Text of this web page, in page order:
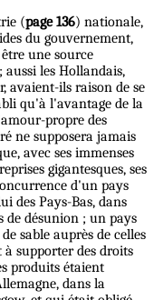
(page 136) nationale,
du gouvernement,
une source
les Hollandais,
avaient-ils raison de se
qu'à l'avantage de la
propre des
ne supposera jamais
avec ses immenses
gigantesques, ses
d'un pays
des Pays-Bas, dans
de désunion ; un pays
sable auprès de celles
supporter des droits
produits étaient
dans la